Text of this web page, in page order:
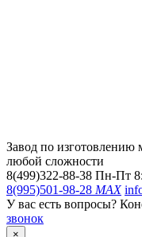
Завод по изготовлению
любой сложности
8(499)322-88-38 Пн-Пт
8(995)501-98-28 MAX
У вас есть вопросы?
звонок
×